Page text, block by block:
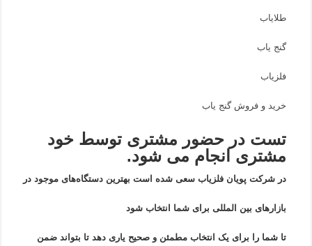
طلایاب
گنج یاب
فلزیاب
خرید و فروش گنج یاب
تست در حضور مشتری توسط خود
مشتری انجام می شود.
در شرکت پویان فلزیاب سعی شده است بهترین دستگاه‌های موجود در
بازار‌های بین المللی برای شما انتخاب شود
تا شما را برای یک انتخاب مطمئن و صحیح یاری دهد تا بتواند ضمن